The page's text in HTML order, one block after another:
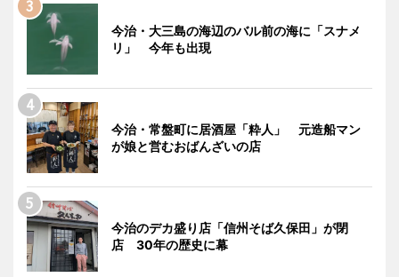
今治・大三島の海辺のバル前の海に「スナメ
リ」 今年も出現
今治・常盤町に居酒屋「粋人」 元造船マン
が娘と営むおばんざいの店
今治のデカ盛り店「信州そば久保田」が閉
店 30年の歴史に幕